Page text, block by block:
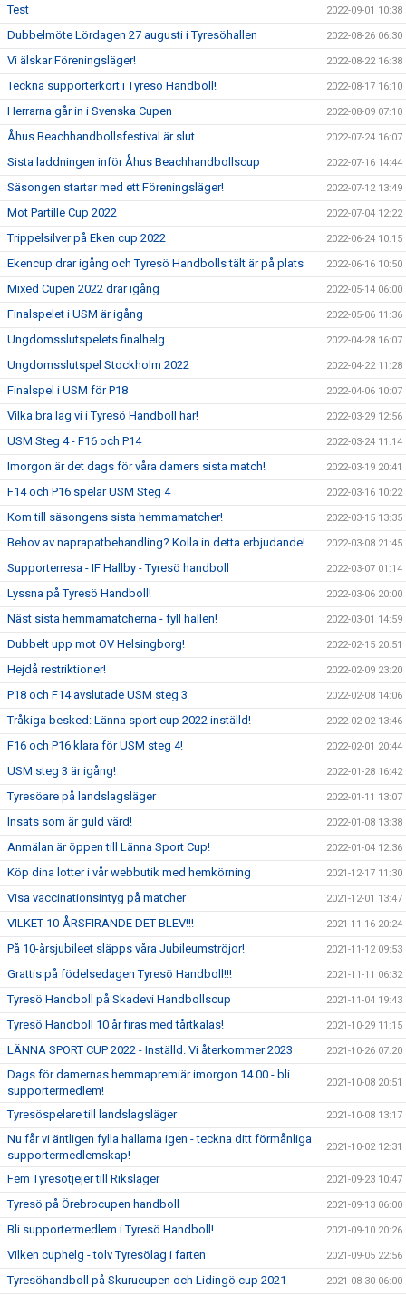
Test 2022-09-01 10:38
Dubbelmöte Lördagen 27 augusti i Tyresöhallen 2022-08-26 06:30
Vi älskar Föreningsläger! 2022-08-22 16:38
Teckna supporterkort i Tyresö Handboll! 2022-08-17 16:10
Herrarna går in i Svenska Cupen 2022-08-09 07:10
Åhus Beachhandbollsfestival är slut 2022-07-24 16:07
Sista laddningen inför Åhus Beachhandbollscup 2022-07-16 14:44
Säsongen startar med ett Föreningsläger! 2022-07-12 13:49
Mot Partille Cup 2022 2022-07-04 12:22
Trippelsilver på Eken cup 2022 2022-06-24 10:15
Ekencup drar igång och Tyresö Handbolls tält är på plats 2022-06-16 10:50
Mixed Cupen 2022 drar igång 2022-05-14 06:00
Finalspelet i USM är igång 2022-05-06 11:36
Ungdomsslutspelets finalhelg 2022-04-28 16:07
Ungdomsslutspel Stockholm 2022 2022-04-22 11:28
Finalspel i USM för P18 2022-04-06 10:07
Vilka bra lag vi i Tyresö Handboll har! 2022-03-29 12:56
USM Steg 4 - F16 och P14 2022-03-24 11:14
Imorgon är det dags för våra damers sista match! 2022-03-19 20:41
F14 och P16 spelar USM Steg 4 2022-03-16 10:22
Kom till säsongens sista hemmamatcher! 2022-03-15 13:35
Behov av naprapatbehandling? Kolla in detta erbjudande! 2022-03-08 21:45
Supporterresa - IF Hallby - Tyresö handboll 2022-03-07 01:14
Lyssna på Tyresö Handboll! 2022-03-06 20:00
Näst sista hemmamatcherna - fyll hallen! 2022-03-01 14:59
Dubbelt upp mot OV Helsingborg! 2022-02-15 20:51
Hejdå restriktioner! 2022-02-09 23:20
P18 och F14 avslutade USM steg 3 2022-02-08 14:06
Tråkiga besked: Länna sport cup 2022 inställd! 2022-02-02 13:46
F16 och P16 klara för USM steg 4! 2022-02-01 20:44
USM steg 3 är igång! 2022-01-28 16:42
Tyresöare på landslagsläger 2022-01-11 13:07
Insats som är guld värd! 2022-01-08 13:38
Anmälan är öppen till Länna Sport Cup! 2022-01-04 12:36
Köp dina lotter i vår webbutik med hemkörning 2021-12-17 11:30
Visa vaccinationsintyg på matcher 2021-12-01 13:47
VILKET 10-ÅRSFIRANDE DET BLEV!!! 2021-11-16 20:24
På 10-årsjubileet släpps våra Jubileumströjor! 2021-11-12 09:53
Grattis på födelsedagen Tyresö Handboll!!! 2021-11-11 06:32
Tyresö Handboll på Skadevi Handbollscup 2021-11-04 19:43
Tyresö Handboll 10 år firas med tårtkalas! 2021-10-29 11:15
LÄNNA SPORT CUP 2022 - Inställd. Vi återkommer 2023 2021-10-26 07:20
Dags för damernas hemmapremiär imorgon 14.00 - bli
supportermedlem!
2021-10-08 20:51
Tyresöspelare till landslagsläger 2021-10-08 13:17
Nu får vi äntligen fylla hallarna igen - teckna ditt förmånliga
supportermedlemskap!
2021-10-02 12:31
Fem Tyresötjejer till Riksläger 2021-09-23 10:47
Tyresö på Örebrocupen handboll 2021-09-13 06:00
Bli supportermedlem i Tyresö Handboll! 2021-09-10 20:26
Vilken cuphelg - tolv Tyresölag i farten 2021-09-05 22:56
Tyresöhandboll på Skurucupen och Lidingö cup 2021 2021-08-30 06:00